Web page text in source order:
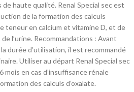
haute qualité. Renal Special sec est
de la formation des calculs
teneur en calcium et vitamine D, et de
l’urine. Recommandations : Avant
durée d’utilisation, il est recommandé
Utiliser au départ Renal Special sec
mois en cas d’insuffisance rénale
des calculs d’oxalate.